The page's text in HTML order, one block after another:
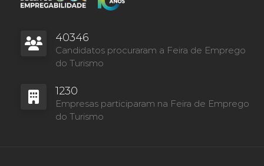
40346
Candidatos procuraram a Feira de Emprego
do Turismo
1230
Empresas participaram na Feira de Emprego
do Turismo